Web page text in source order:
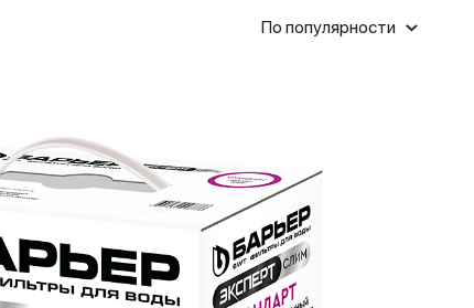
По популярности